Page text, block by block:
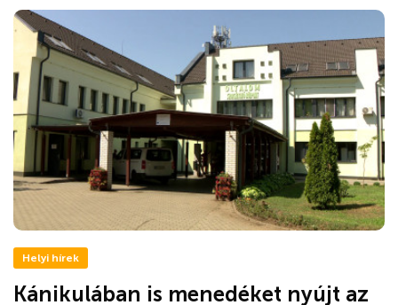
Helyi hírek
Kánikulában is menedéket nyújt az